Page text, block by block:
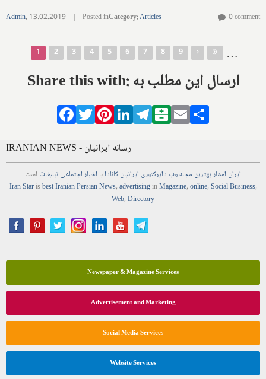
Admin, 13.02.2019 | Posted inCategory:Articles 0 comment
Pages
1 2 3 4 5 6 7 8 9 …
Share this with: ارسال این مطلب به
Facebook
TwitterPinterestLinkedIn
Telegram
Balatarin
Email
IRANIAN NEWS - رسانه ایرانیان
ایران استاربهترین مجلهوب دایرکتوری ایرانیان کانادابا اخباراجتماعیتبلیغات است
Iran Starisbest Iranian PersianNews,advertisinginMagazine,online,Social Business,
Web,Directory
Newspaper & Magazine Services
Advertisement and Marketing
Social Media Services
Website Services